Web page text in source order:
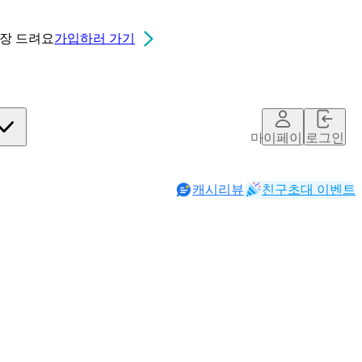
드려요가입하러 가기
마이페이지로그인
캐시리뷰 친구초대 이벤트